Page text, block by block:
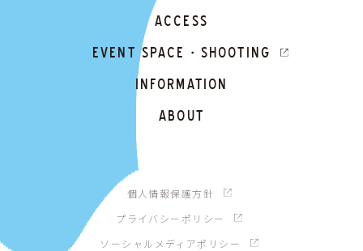
ACCESS
EVENT SPACE・SHOOTING
INFORMATION
ABOUT
個人情報保護方針
プライバシーポリシー
ソーシャルメディアポリシー